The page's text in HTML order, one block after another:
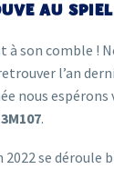
AU
à son comble !
l’an
nous
.
2022 se déroule